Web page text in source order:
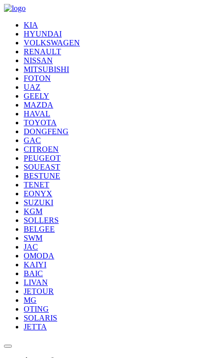
KIA
HYUNDAI
VOLKSWAGEN
RENAULT
NISSAN
MITSUBISHI
FOTON
UAZ
GEELY
MAZDA
HAVAL
TOYOTA
DONGFENG
GAC
CITROEN
PEUGEOT
SOUEAST
BESTUNE
TENET
EONYX
SUZUKI
KGM
SOLLERS
BELGEE
SWM
JAC
OMODA
KAIYI
BAIC
LIVAN
JETOUR
MG
OTING
SOLARIS
JETTA